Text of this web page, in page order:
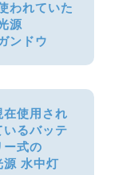
われていた
源
ンドウ
在使用され
いるバッテ
ー式の
源 水中灯